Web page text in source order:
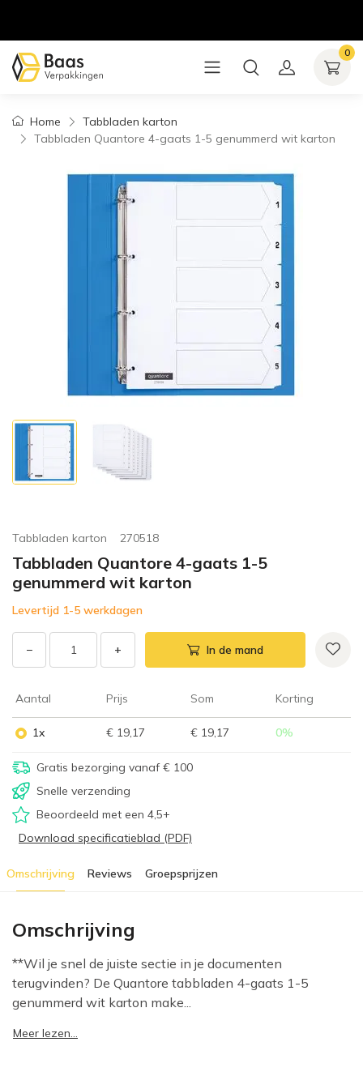
0
Home
Tabbladen karton
Tabbladen Quantore 4-gaats 1-5 genummerd wit karton
Tabbladen karton 270518
Tabbladen Quantore 4-gaats 1-5
genummerd wit karton
Levertijd 1-5 werkdagen
− + In de mand
Aantal Prijs Som Korting
1x € 19,17 € 19,17 0%
Gratis bezorging vanaf € 100
Snelle verzending
Beoordeeld met een 4,5+
Download specificatieblad (PDF)
Omschrijving Reviews Groepsprijzen
Omschrijving
**Wil je snel de juiste sectie in je documenten
terugvinden? De Quantore tabbladen 4-gaats 1-5
genummerd wit karton make...
Meer lezen...